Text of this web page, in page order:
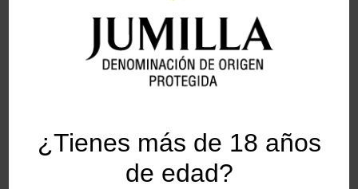
¿Tienes más de 18 años
de edad?